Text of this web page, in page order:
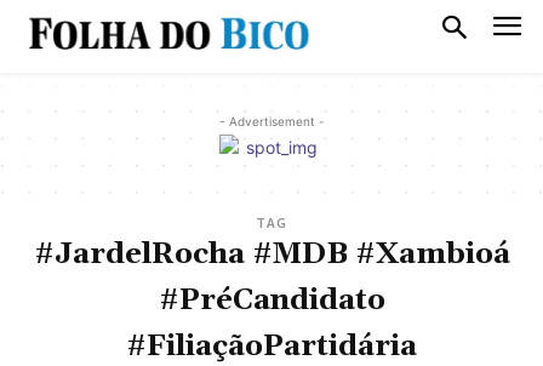
- Advertisement -
TAG
#JardelRocha #MDB #Xambioá
#PréCandidato
#FiliaçãoPartidária